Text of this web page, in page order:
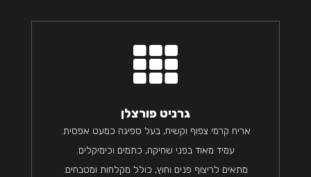

גרניט פורצלן
אריח קרמי צפוף וקשיח, בעל ספיגה כמעט אפסית.
עמיד מאוד בפני שחיקה, כתמים וכימיקלים.
מתאים לריצוף פנים וחוץ, כולל מקלחות ומטבחים.